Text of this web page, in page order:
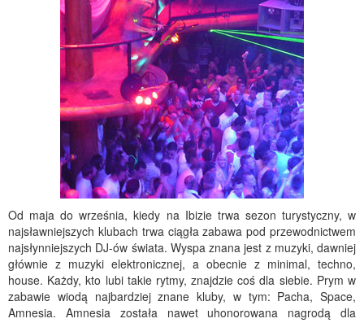
Od maja do września, kiedy na Ibizie trwa sezon turystyczny, w
najsławniejszych klubach trwa ciągła zabawa pod przewodnictwem
najsłynniejszych DJ-ów świata. Wyspa znana jest z muzyki, dawniej
głównie z muzyki elektronicznej, a obecnie z minimal, techno,
house. Każdy, kto lubi takie rytmy, znajdzie coś dla siebie. Prym w
zabawie wiodą najbardziej znane kluby, w tym: Pacha, Space,
Amnesia. Amnesia została nawet uhonorowana nagrodą dla